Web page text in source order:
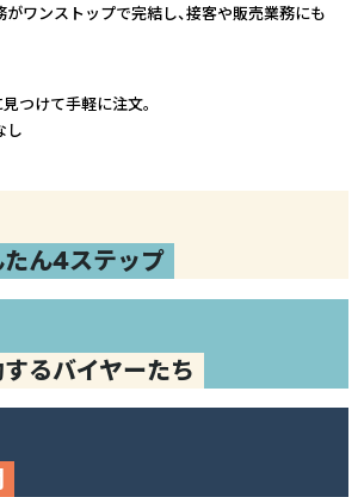
ワンストップで完結し、接客や販売業務にも
つけて手軽に注文。
し
ん4ステップ
るバイヤーたち